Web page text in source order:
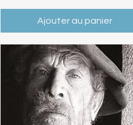
Ajouter au panier